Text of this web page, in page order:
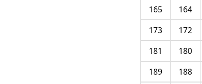
164
165
172
173
180
181
188
189